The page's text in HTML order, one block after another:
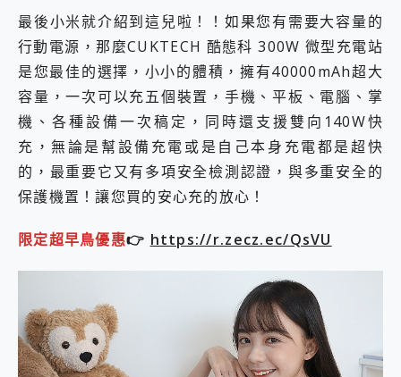
最後小米就介紹到這兒啦！！如果您有需要大容量的
行動電源，那麼CUKTECH 酷態科 300W 微型充電站
是您最佳的選擇，小小的體積，擁有40000mAh超大
容量，一次可以充五個裝置，手機、平板、電腦、掌
機、各種設備一次稿定，同時還支援雙向140W快
充，無論是幫設備充電或是自己本身充電都是超快
的，最重要它又有多項安全檢測認證，與多重安全的
保護機置！讓您買的安心充的放心！
限定超早鳥優惠👉 https://r.zecz.ec/QsVU